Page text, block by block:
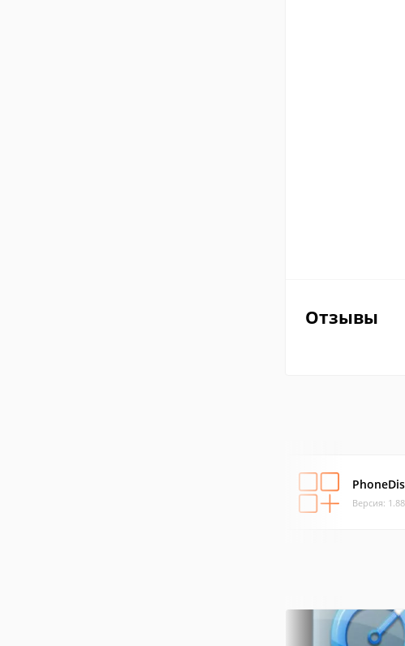
Отзывы
Версия: